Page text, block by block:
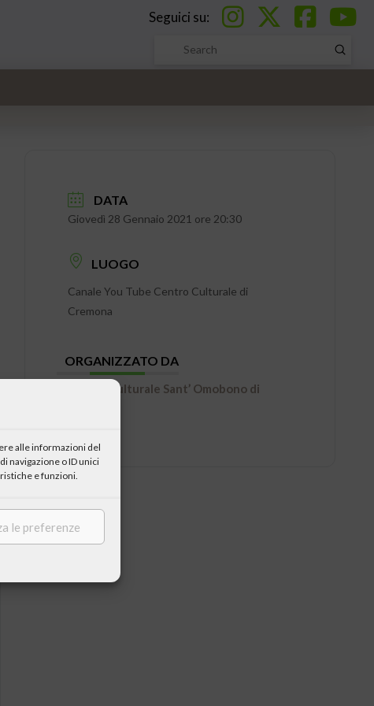
alle informazioni del
navigazione o ID unici
e funzioni.
le preferenze
Seguici su:
Search
Submit
DATA
Giovedì 28 Gennaio 2021 ore 20:30
LUOGO
Canale You Tube Centro Culturale di
Cremona
ORGANIZZATO DA
Centro Culturale Sant’ Omobono di